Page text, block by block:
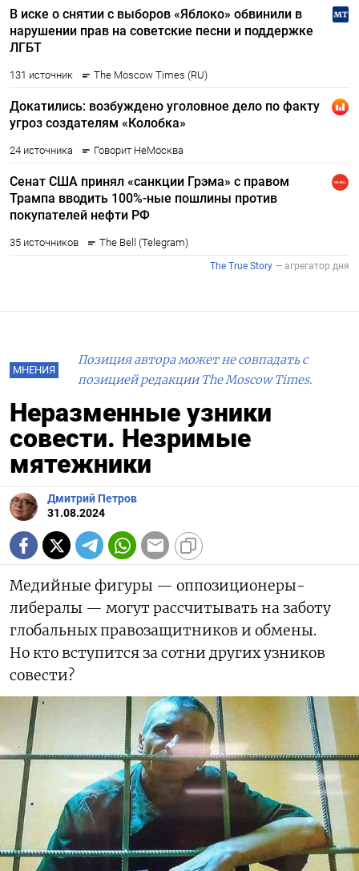
МНЕНИЯ
Позиция автора может не совпадать с
позицией редакции The Moscow Times.
Неразменные узники
совести. Незримые
мятежники
Дмитрий Петров
31.08.2024
Медийные фигуры — оппозиционеры-
либералы — могут рассчитывать на заботу
глобальных правозащитников и обмены.
Но кто вступится за сотни других узников
совести?